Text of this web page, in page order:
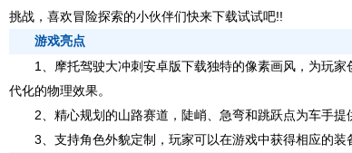
挑战，喜欢冒险探索的小伙伴们快来下载试试吧!!
游戏亮点
1、摩托驾驶大冲刺安卓版下载独特的像素画风，为玩家
代化的物理效果。
2、精心规划的山路赛道，陡峭、急弯和跳跃点为车手提
3、支持角色外貌定制，玩家可以在游戏中获得相应的装